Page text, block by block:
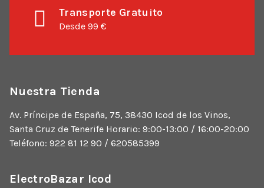
Transporte Gratuito
Desde 99 €
Nuestra Tienda
Av. Príncipe de España, 75, 38430 Icod de los Vinos,
Santa Cruz de Tenerife Horario: 9:00-13:00 / 16:00-20:00
Teléfono: 922 81 12 90 / 620585399
ElectroBazar Icod